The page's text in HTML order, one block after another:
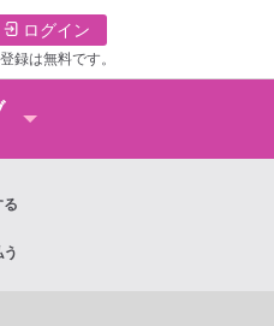
ログイン
録は無料です。
る